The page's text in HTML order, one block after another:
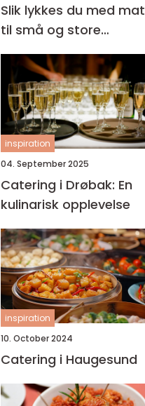
Slik lykkes du med mat
til små og store
anledninger
inspiration
04. September 2025
Catering i Drøbak: En
kulinarisk opplevelse
inspiration
10. October 2024
Catering i Haugesund